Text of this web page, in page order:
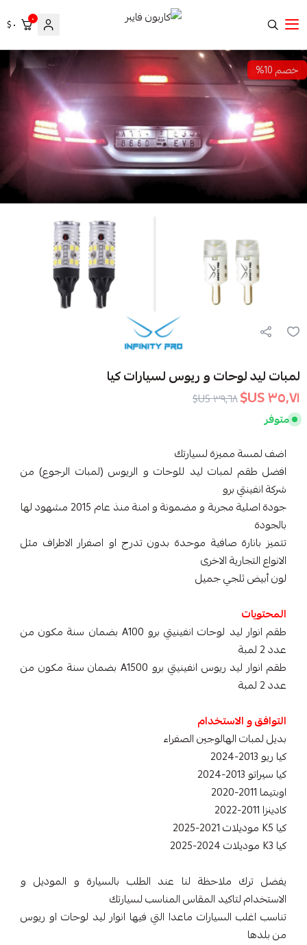
٠ ٠ $
خصم 10%
لمبات ليد لوحات و ريوس لسيارات كيا
٣٥٫٧١ US$
٣٩٫٦٨ US$
متوفر
اضف لمسة مميزة لسيارتك
افضل طقم لمبات ليد للوحات و الريوس (لمبات الرجوع) من
شركة انفينتي برو
جودة اصلية مجربة و مضمونة و امنة منذ عام 2015 مشهود لها
بالجودة
تتميز بانارة صافية موحدة بدون تدرج او اصفرار الاطراف مثل
الانواع التجارية الاخرى
لون أبيض ثلجي جميل
المحتويات
طقم انوار ليد لوحات انفينيتي برو A100 بضمان سنة مكون من
عدد 2 لمبة
طقم انوار ليد ريوس انفينيتي برو A1500 بضمان سنة مكون من
عدد 2 لمبة
التوافق و الاستخدام
بديل لمبات الهالوجين الصفراء
كيا ريو 2013-2024
كيا سيراتو 2013-2024
اوبتيما 2011-2020
كادينزا 2011-2022
كيا K5 موديلات 2021-2025
كيا K3 موديلات 2024-2025
يفضل ترك ملاحظة لنا عند الطلب بالسيارة و الموديل و
الاستخدام لتاكيد المقاس المناسب لسيارتك
تناسب اغلب السيارات ماعدا التي فيها انوار ليد لوحات او ريوس
من بلدها